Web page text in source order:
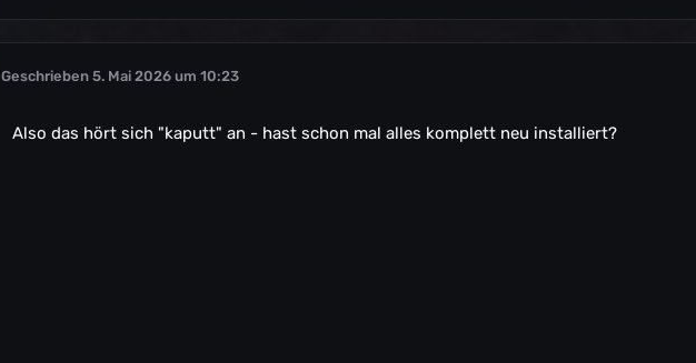
Geschrieben 5. Mai 2026 um 10:23
Also das hört sich "kaputt" an - hast schon mal alles komplett neu installiert?